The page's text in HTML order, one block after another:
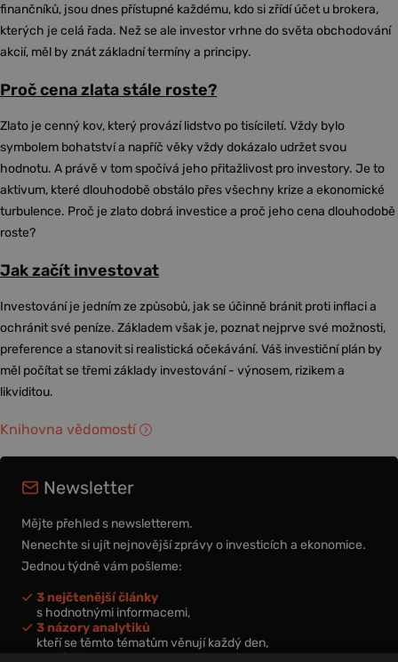
finančníků, jsou dnes přístupné každému, kdo si zřídí účet u brokera,
kterých je celá řada. Než se ale investor vrhne do světa obchodování
akcií, měl by znát základní termíny a principy.
Proč cena zlata stále roste?
Zlato je cenný kov, který provází lidstvo po tisíciletí. Vždy bylo
symbolem bohatství a napříč věky vždy dokázalo udržet svou
hodnotu. A právě v tom spočívá jeho přitažlivost pro investory. Je to
aktivum, které dlouhodobě obstálo přes všechny krize a ekonomické
turbulence. Proč je zlato dobrá investice a proč jeho cena dlouhodobě
roste?
Jak začít investovat
Investování je jedním ze způsobů, jak se účinně bránit proti inflaci a
ochránit své peníze. Základem však je, poznat nejprve své možnosti,
preference a stanovit si realistická očekávání. Váš investiční plán by
měl počítat se třemi základy investování - výnosem, rizikem a
likviditou.
Knihovna vědomostí
Newsletter
Mějte přehled s newsletterem.
Nenechte si ujít nejnovější zprávy o investicích a ekonomice.
Jednou týdně vám pošleme:
3 nejčtenější články
s hodnotnými informacemi,
3 názory analytiků
kteří se těmto tématům věnují každý den,
nová videa a podcasty